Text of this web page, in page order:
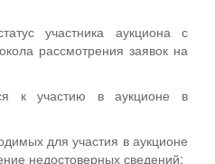
участника аукциона с
рассмотрения заявок на
к участию в аукционе в
для участия в аукционе
недостоверных сведений;